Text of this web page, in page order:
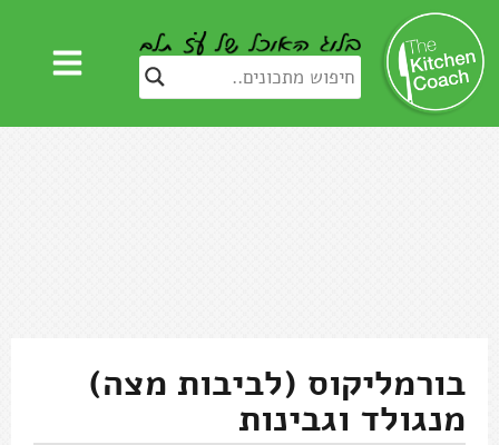
בורמליקוס (לביבות מצה)
מנגולד וגבינות